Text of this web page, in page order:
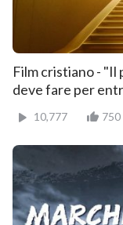
Film cristiano - "Il
deve fare per
10,777 750